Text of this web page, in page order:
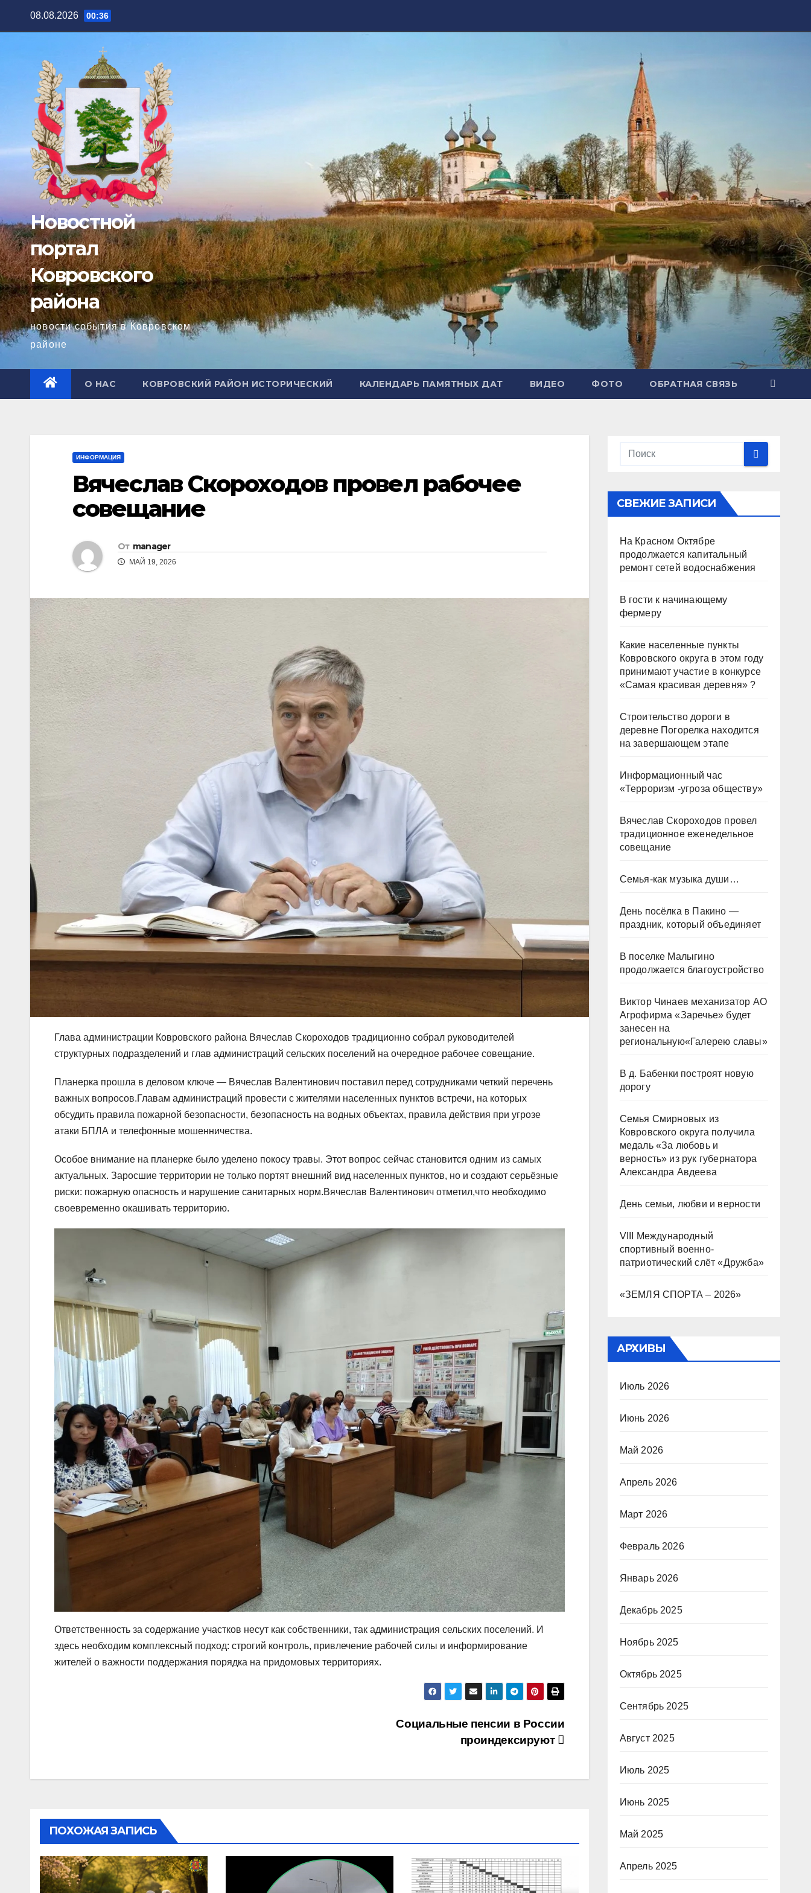
08.08.2026 00:36
Новостной
портал
Ковровского
района
новости события в Ковровском
районе
О НАС КОВРОВСКИЙ РАЙОН ИСТОРИЧЕСКИЙ КАЛЕНДАРЬ ПАМЯТНЫХ ДАТ ВИДЕО ФОТО ОБРАТНАЯ СВЯЗЬ
ИНФОРМАЦИЯ
Вячеслав Скороходов провел рабочее
совещание
От manager
МАЙ 19, 2026
Глава администрации Ковровского района Вячеслав Скороходов традиционно собрал руководителей
структурных подразделений и глав администраций сельских поселений на очередное рабочее совещание.
Планерка прошла в деловом ключе — Вячеслав Валентинович поставил перед сотрудниками четкий перечень
важных вопросов.Главам администраций провести с жителями населенных пунктов встречи, на которых
обсудить правила пожарной безопасности, безопасность на водных объектах, правила действия при угрозе
атаки БПЛА и телефонные мошенничества.
Особое внимание на планерке было уделено покосу травы. Этот вопрос сейчас становится одним из самых
актуальных. Заросшие территории не только портят внешний вид населенных пунктов, но и создают серьёзные
риски: пожарную опасность и нарушение санитарных норм.Вячеслав Валентинович отметил,что необходимо
своевременно окашивать территорию.
Ответственность за содержание участков несут как собственники, так администрация сельских поселений. И
здесь необходим комплексный подход: строгий контроль, привлечение рабочей силы и информирование
жителей о важности поддержания порядка на придомовых территориях.
записям
Социальные пенсии в России
проиндексируют
ПОХОЖАЯ ЗАПИСЬ
СВЕЖИЕ ЗАПИСИ
На Красном Октябре
продолжается капитальный
ремонт сетей водоснабжения
В гости к начинающему
фермеру
Какие населенные пункты
Ковровского округа в этом году
принимают участие в конкурсе
«Самая красивая деревня» ?
Строительство дороги в
деревне Погорелка находится
на завершающем этапе
Информационный час
«Терроризм -угроза обществу»
Вячеслав Скороходов провел
традиционное еженедельное
совещание
Семья-как музыка души…
День посёлка в Пакино —
праздник, который объединяет
В поселке Малыгино
продолжается благоустройство
Виктор Чинаев механизатор АО
Агрофирма «Заречье» будет
занесен на
региональную«Галерею славы»
В д. Бабенки построят новую
дорогу
Семья Смирновых из
Ковровского округа получила
медаль «За любовь и
верность» из рук губернатора
Александра Авдеева
День семьи, любви и верности
VIII Международный
спортивный военно-
патриотический слёт «Дружба»
«ЗЕМЛЯ СПОРТА – 2026»
АРХИВЫ
Июль 2026
Июнь 2026
Май 2026
Апрель 2026
Март 2026
Февраль 2026
Январь 2026
Декабрь 2025
Ноябрь 2025
Октябрь 2025
Сентябрь 2025
Август 2025
Июль 2025
Июнь 2025
Май 2025
Апрель 2025